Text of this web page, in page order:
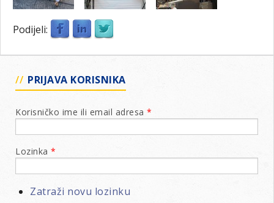
Podijeli:
PRIJAVA KORISNIKA
Korisničko ime ili email adresa *
Lozinka *
Zatraži novu lozinku